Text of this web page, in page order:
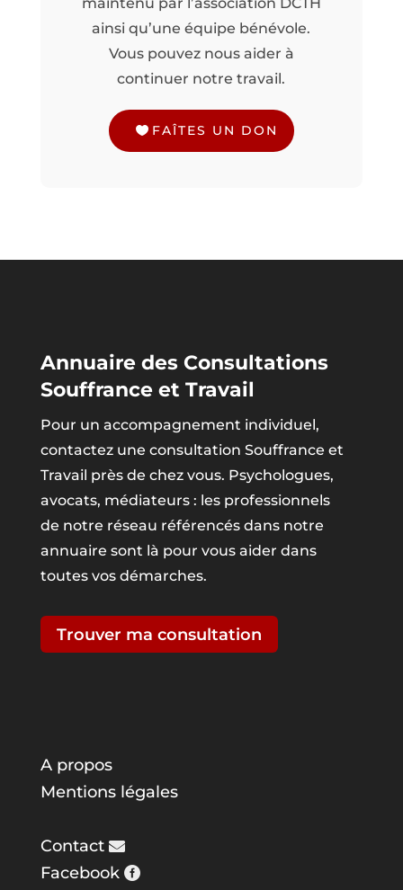
ainsi qu’une équipe bénévole.
Vous pouvez nous aider à
continuer notre travail.
FAÎTES UN DON
Annuaire des Consultations
Souffrance et Travail
Pour un accompagnement individuel,
contactez une consultation Souffrance et
Travail près de chez vous. Psychologues,
avocats, médiateurs : les professionnels
de notre réseau référencés dans notre
annuaire sont là pour vous aider dans
toutes vos démarches.
Trouver ma consultation
A propos
Mentions légales
Contact
Facebook